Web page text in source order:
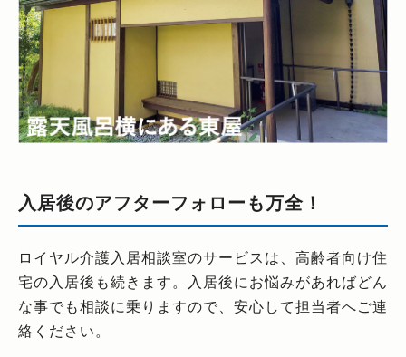
入居後のアフターフォローも万全！
ロイヤル介護入居相談室のサービスは、高齢者向け住
宅の入居後も続きます。入居後にお悩みがあればどん
な事でも相談に乗りますので、安心して担当者へご連
絡ください。